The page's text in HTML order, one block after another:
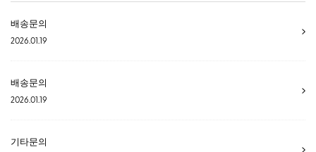
배송문의
2026.01.19
배송문의
2026.01.19
기타문의